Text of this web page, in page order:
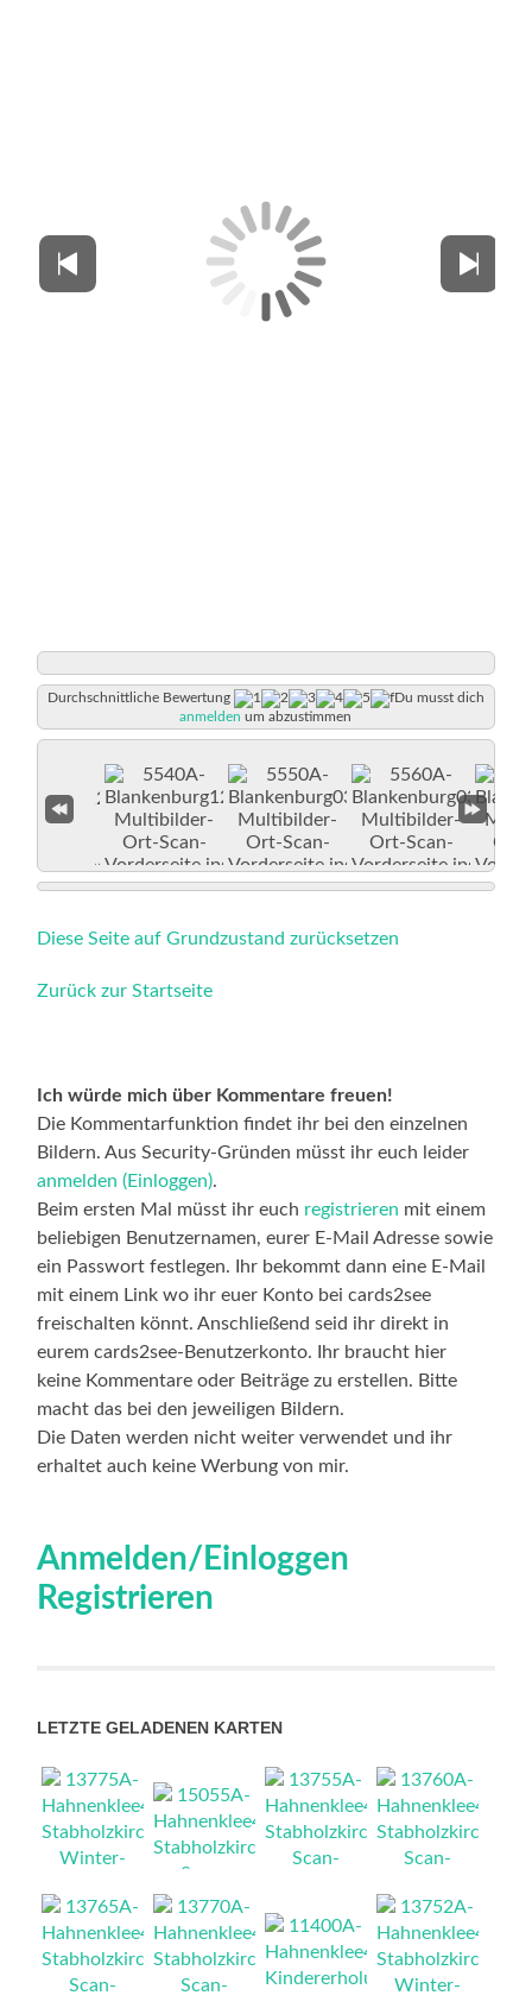
Durchschnittliche Bewertung
Du musst dich
anmelden um abzustimmen
Diese Seite auf Grundzustand zurücksetzen
Zurück zur Startseite
Ich würde mich über Kommentare freuen!
Die Kommentarfunktion findet ihr bei den einzelnen
Bildern. Aus Security-Gründen müsst ihr euch leider
anmelden (Einloggen).
Beim ersten Mal müsst ihr euch registrieren mit einem
beliebigen Benutzernamen, eurer E-Mail Adresse sowie
ein Passwort festlegen. Ihr bekommt dann eine E-Mail
mit einem Link wo ihr euer Konto bei cards2see
freischalten könnt. Anschließend seid ihr direkt in
eurem cards2see-Benutzerkonto. Ihr braucht hier
keine Kommentare oder Beiträge zu erstellen. Bitte
macht das bei den jeweiligen Bildern.
Die Daten werden nicht weiter verwendet und ihr
erhaltet auch keine Werbung von mir.
Anmelden/Einloggen
Registrieren
LETZTE GELADENEN KARTEN
NEU NEU